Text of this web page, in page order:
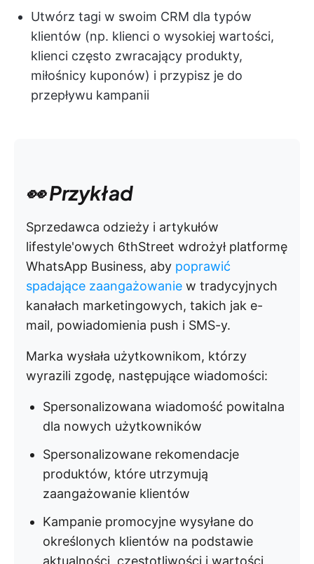
Utwórz tagi w swoim CRM dla typów
klientów (np. klienci o wysokiej wartości,
klienci często zwracający produkty,
miłośnicy kuponów) i przypisz je do
przepływu kampanii
👀 Przykład
Sprzedawca odzieży i artykułów
lifestyle'owych 6thStreet wdrożył platformę
WhatsApp Business, aby poprawić
spadające zaangażowanie w tradycyjnych
kanałach marketingowych, takich jak e-
mail, powiadomienia push i SMS-y.
Marka wysłała użytkownikom, którzy
wyrazili zgodę, następujące wiadomości:
Spersonalizowana wiadomość powitalna
dla nowych użytkowników
Spersonalizowane rekomendacje
produktów, które utrzymują
zaangażowanie klientów
Kampanie promocyjne wysyłane do
określonych klientów na podstawie
aktualności, częstotliwości i wartości